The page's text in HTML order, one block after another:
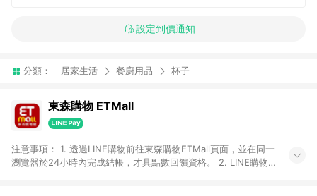
設定到價通知
分類： 居家生活 餐廚用品 杯子
東森購物 ETMall
注意事項： 1. 透過LINE購物前往東森購物ETMall頁面，並在同一
瀏覽器於24小時內完成結帳，才具點數回饋資格。 2. LINE購物